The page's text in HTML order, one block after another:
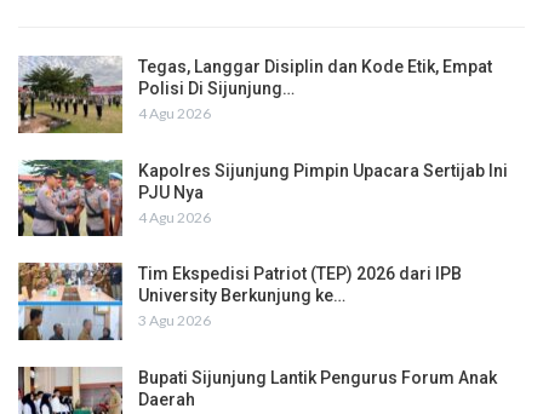
Tegas, Langgar Disiplin dan Kode Etik, Empat
Polisi Di Sijunjung…
4 Agu 2026
Kapolres Sijunjung Pimpin Upacara Sertijab Ini
PJU Nya
4 Agu 2026
Tim Ekspedisi Patriot (TEP) 2026 dari IPB
University Berkunjung ke…
3 Agu 2026
Bupati Sijunjung Lantik Pengurus Forum Anak
Daerah